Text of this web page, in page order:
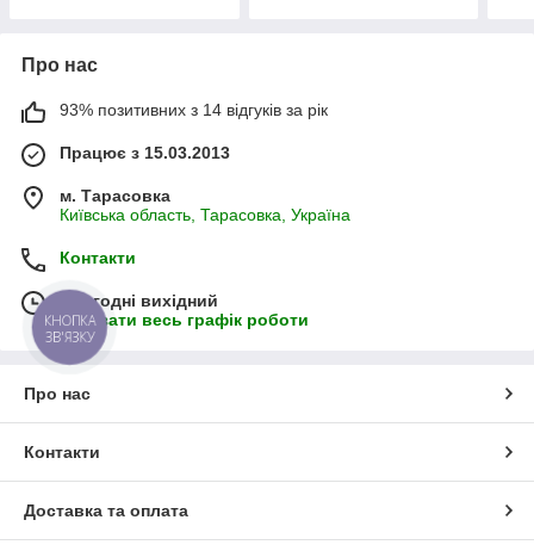
Про нас
93% позитивних з 14 відгуків за рік
Працює з 15.03.2013
м. Тарасовка
Київська область, Тарасовка, Україна
Контакти
Сьогодні вихідний
Показати весь графік роботи
Про нас
Контакти
Доставка та оплата
КНОПКА
ЗВ'ЯЗКУ